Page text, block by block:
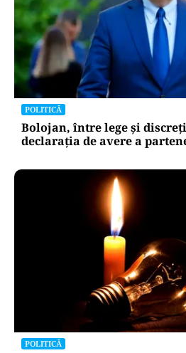
POLITICĂ
Bolojan, între lege și
declarația de avere a
POLITICĂ